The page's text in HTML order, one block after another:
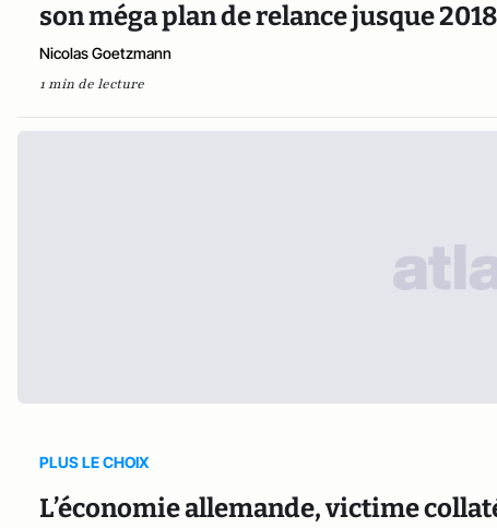
son méga plan de relance jusque 2018
Nicolas Goetzmann
1 min de lecture
PLUS LE CHOIX
L’économie allemande, victime